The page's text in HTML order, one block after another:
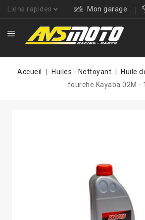
Liens rapides Mon garage
Accueil Huiles - Nettoyant Huile
fourche Kayaba 02M -